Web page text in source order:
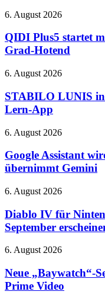
QIDI
startet
mit
beheiztem
und
Grad-
Hotend
6. August 2026
QIDI Plus5 startet
Grad-Hotend
STABILO
ink
verbindet
Vokabelheft
Lern-
6. August 2026
STABILO LUNIS
Lern-App
Google
wird
abgeschaltet:
Ab
übernimmt
6. August 2026
Google Assistant
übernimmt Gemini
Diablo
für
Nintendo
Switch
soll
im
September
6. August 2026
Diablo IV für
September
Neue
Serie
läuft
in
6. August 2026
Neue „Baywatch“-
Prime Video